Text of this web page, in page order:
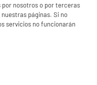
incluidos : 2774
por nosotros o por terceras
páginas. Si no
servicios no funcionarán